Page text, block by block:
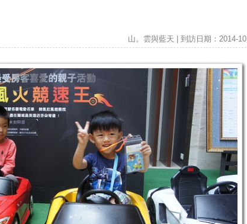
山。雲與藍天 | 到訪日期：2014-10